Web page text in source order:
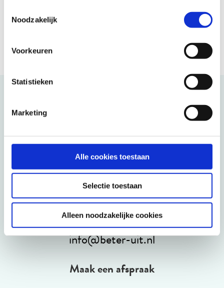
Noodzakelijk
Voorkeuren
Statistieken
Marketing
Alle cookies toestaan
Selectie toestaan
Alleen noodzakelijke cookies
Telefonisch
088 3100 500
Op werkdagen bereikbaar tot 15:00 uur (woensdag en vrijdag tot 13:00 uur)
E-mail
info@beter-uit.nl
Maak een afspraak